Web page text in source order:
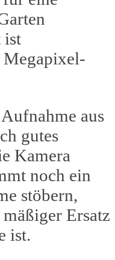
ist
Megapixel-
aus
gutes
Kamera
noch ein
stöbern,
Ersatz
ist.